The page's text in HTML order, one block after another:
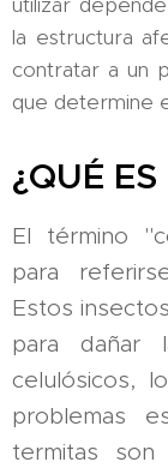
la estructura
contratar a un
que determine
¿QUÉ
El término
para
Estos
para dañar
celulósicos,
problemas
termitas